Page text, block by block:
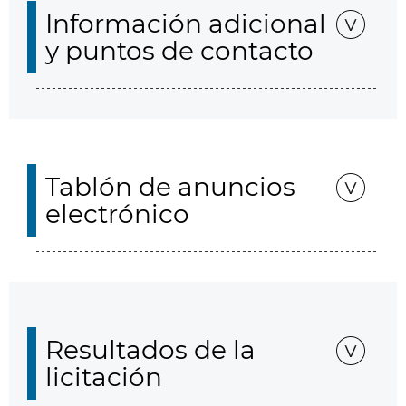
Información adicional
y puntos de contacto
Tablón de anuncios
electrónico
Resultados de la
licitación